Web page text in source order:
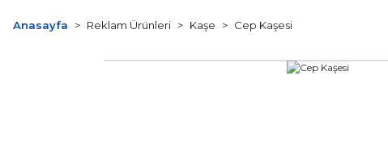
Anasayfa Reklam Ürünleri Kaşe Cep Kaşesi